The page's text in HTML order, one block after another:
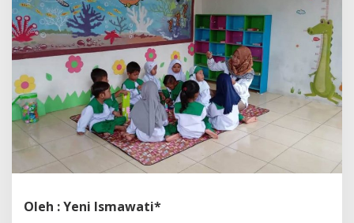
e
Oleh : Yeni Ismawati*